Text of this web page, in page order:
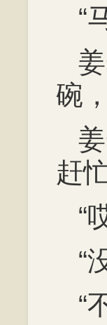
“
碗
赶
“
“
“